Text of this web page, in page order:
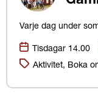
Varje dag under
Datum:
Tisdagar 14.00
Kategorier:
Aktivitet, Boka